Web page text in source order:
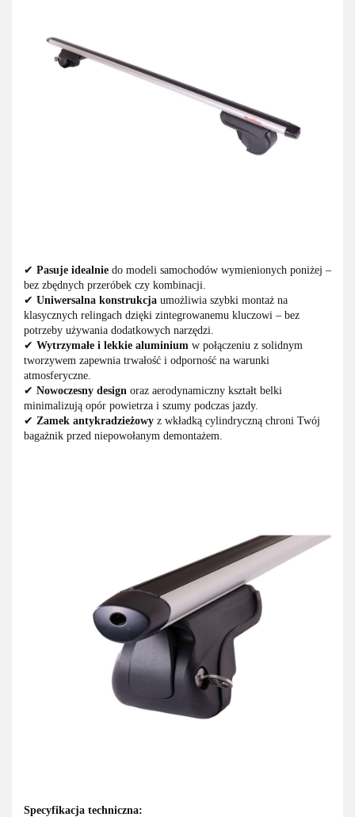
✔ Pasuje idealnie do modeli samochodów wymienionych poniżej –
bez zbędnych przeróbek czy kombinacji.
✔ Uniwersalna konstrukcja umożliwia szybki montaż na
klasycznych relingach dzięki zintegrowanemu kluczowi – bez
potrzeby używania dodatkowych narzędzi.
✔ Wytrzymałe i lekkie aluminium w połączeniu z solidnym
tworzywem zapewnia trwałość i odporność na warunki
atmosferyczne.
✔ Nowoczesny design oraz aerodynamiczny kształt belki
minimalizują opór powietrza i szumy podczas jazdy.
✔ Zamek antykradzieżowy z wkładką cylindryczną chroni Twój
bagażnik przed niepowołanym demontażem.
Specyfikacja techniczna: